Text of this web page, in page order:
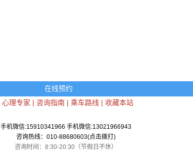
在线预约
心理专家 | 咨询指南 | 乘车路线 | 收藏本站
手机微信:15910341966 手机微信:13021966943
咨询热线：010-88680603(点击拨打)
咨询时间：8:30-20:30（节假日不休）